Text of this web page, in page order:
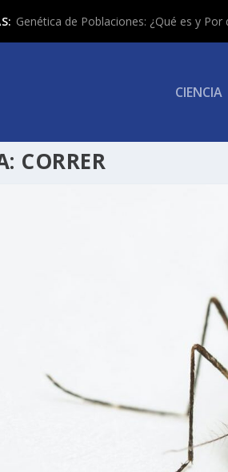
Genética de Poblaciones: ¿Qué es y Por
CIENCIA
CORRER